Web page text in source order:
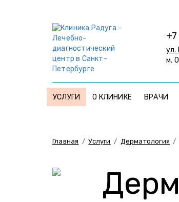
ул.
м.
УСЛУГИ О КЛИНИКЕ ВРАЧИ
Главная /Услуги / Дерматология